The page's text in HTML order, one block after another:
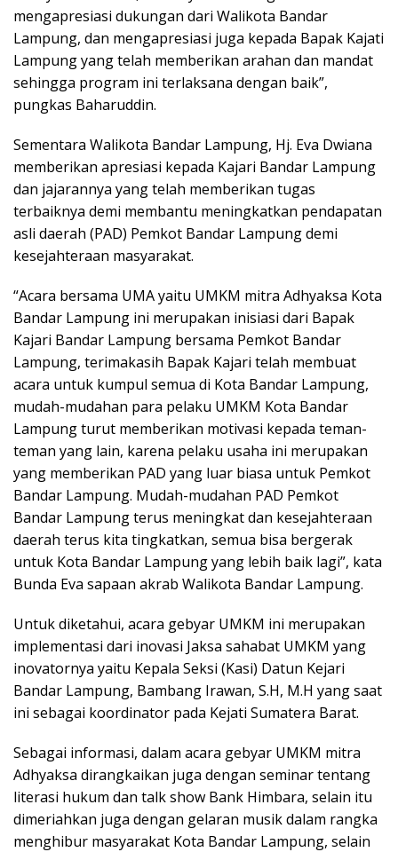
mengapresiasi dukungan dari Walikota Bandar
Lampung, dan mengapresiasi juga kepada Bapak Kajati
Lampung yang telah memberikan arahan dan mandat
sehingga program ini terlaksana dengan baik”,
pungkas Baharuddin.
Sementara Walikota Bandar Lampung, Hj. Eva Dwiana
memberikan apresiasi kepada Kajari Bandar Lampung
dan jajarannya yang telah memberikan tugas
terbaiknya demi membantu meningkatkan pendapatan
asli daerah (PAD) Pemkot Bandar Lampung demi
kesejahteraan masyarakat.
“Acara bersama UMA yaitu UMKM mitra Adhyaksa Kota
Bandar Lampung ini merupakan inisiasi dari Bapak
Kajari Bandar Lampung bersama Pemkot Bandar
Lampung, terimakasih Bapak Kajari telah membuat
acara untuk kumpul semua di Kota Bandar Lampung,
mudah-mudahan para pelaku UMKM Kota Bandar
Lampung turut memberikan motivasi kepada teman-
teman yang lain, karena pelaku usaha ini merupakan
yang memberikan PAD yang luar biasa untuk Pemkot
Bandar Lampung. Mudah-mudahan PAD Pemkot
Bandar Lampung terus meningkat dan kesejahteraan
daerah terus kita tingkatkan, semua bisa bergerak
untuk Kota Bandar Lampung yang lebih baik lagi”, kata
Bunda Eva sapaan akrab Walikota Bandar Lampung.
Untuk diketahui, acara gebyar UMKM ini merupakan
implementasi dari inovasi Jaksa sahabat UMKM yang
inovatornya yaitu Kepala Seksi (Kasi) Datun Kejari
Bandar Lampung, Bambang Irawan, S.H, M.H yang saat
ini sebagai koordinator pada Kejati Sumatera Barat.
Sebagai informasi, dalam acara gebyar UMKM mitra
Adhyaksa dirangkaikan juga dengan seminar tentang
literasi hukum dan talk show Bank Himbara, selain itu
dimeriahkan juga dengan gelaran musik dalam rangka
menghibur masyarakat Kota Bandar Lampung, selain